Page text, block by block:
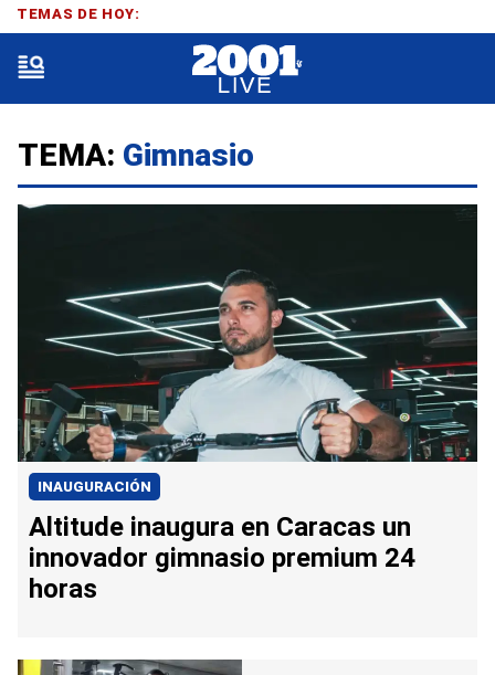
TEMA: Gimnasio
INAUGURACIÓN
Altitude inaugura en Caracas un
innovador gimnasio premium 24
horas
TEMAS DE HOY: